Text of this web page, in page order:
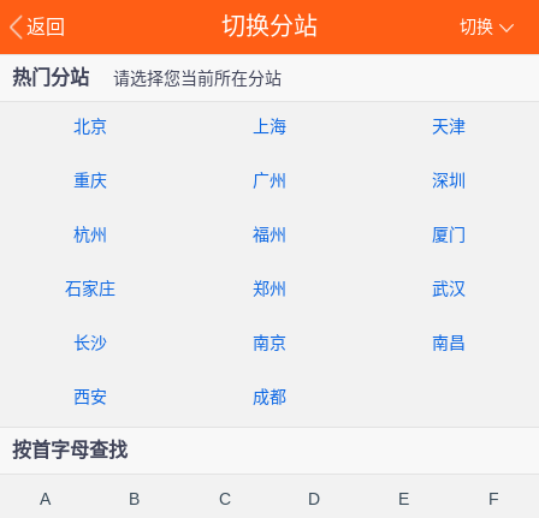
返回 切换
切换分站
热门分站 请选择您当前所在分站
北京 上海 天津
重庆 广州 深圳
杭州 福州 厦门
石家庄 郑州 武汉
长沙 南京 南昌
西安 成都
按首字母查找
A B C D E F